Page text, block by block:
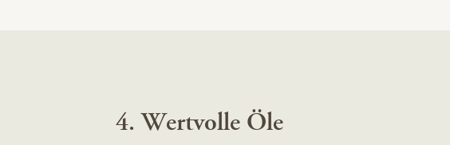
4. Wertvolle Öle